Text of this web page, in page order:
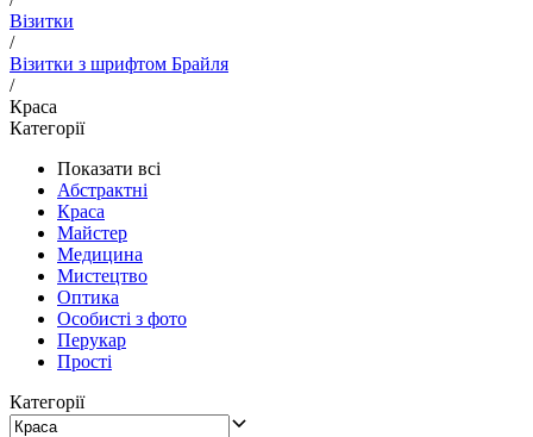
Візитки
/
Візитки з шрифтом Брайля
/
Краса
Категорії
Показати всі
Абстрактні
Краса
Майстер
Медицина
Мистецтво
Оптика
Особисті з фото
Перукар
Прості
Категорії